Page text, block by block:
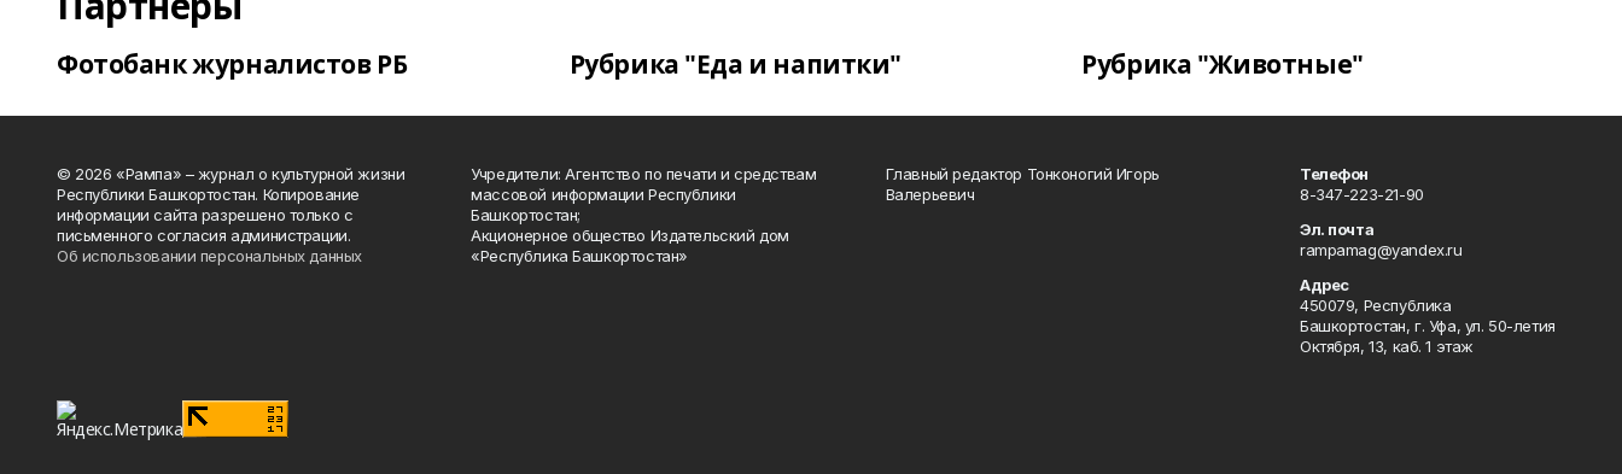
Фотобанк журналистов РБ Рубрика "Еда и напитки" Рубрика "Животные"
© 2026 «Рампа» – журнал о культурной жизни
Республики Башкортостан. Копирование
информации сайта разрешено только с
письменного согласия администрации.
Об использовании персональных данных
Учредители: Агентство по печати и средствам
массовой информации Республики
Башкортостан;
Акционерное общество Издательский дом
«Республика Башкортостан»
Главный редактор Тонконогий Игорь
Валерьевич
Телефон
8-347-223-21-90
Эл. почта
rampamag@yandex.ru
Адрес
450079, Республика
Башкортостан, г. Уфа, ул. 50-летия
Октября, 13, каб. 1 этаж